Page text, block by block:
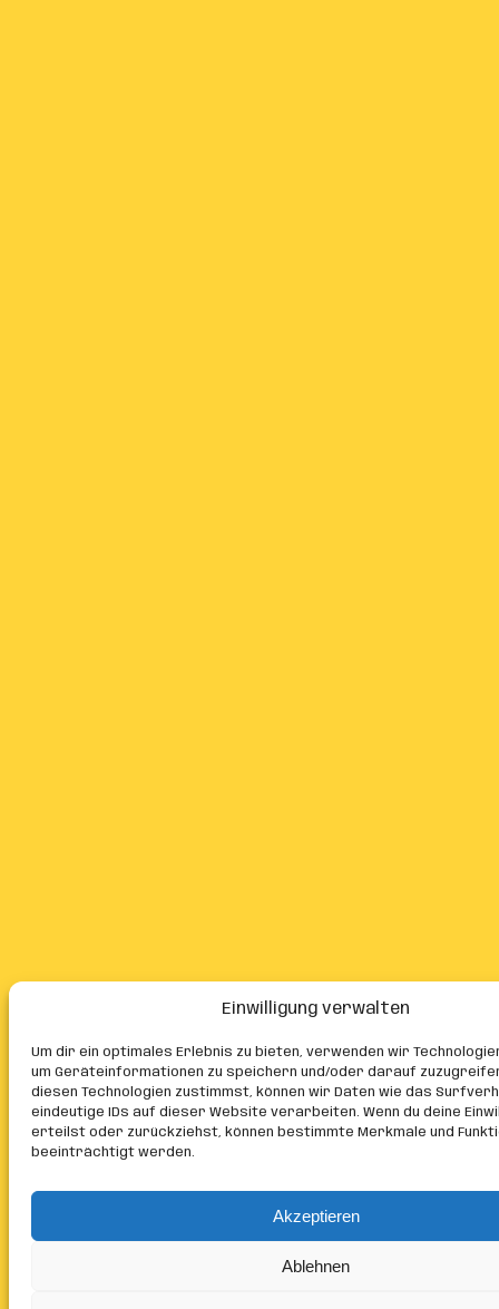
Einwilligung verwalten
Um dir ein optimales Erlebnis zu bieten, verwenden wir
um Geräteinformationen zu speichern und/oder darauf
diesen Technologien zustimmst, können wir Daten wie das
eindeutige IDs auf dieser Website verarbeiten. Wenn du deine
erteilst oder zurückziehst, können bestimmte Merkmale und
beeinträchtigt werden.
Akzeptieren
Ablehnen